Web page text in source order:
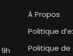
À Propos
Politique
Politique